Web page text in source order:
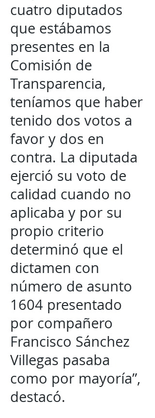
cuatro diputados
que estábamos
presentes en la
Comisión de
Transparencia,
teníamos que haber
tenido dos votos a
favor y dos en
contra. La diputada
ejerció su voto de
calidad cuando no
aplicaba y por su
propio criterio
determinó que el
dictamen con
número de asunto
1604 presentado
por compañero
Francisco Sánchez
Villegas pasaba
como por mayoría”,
destacó.